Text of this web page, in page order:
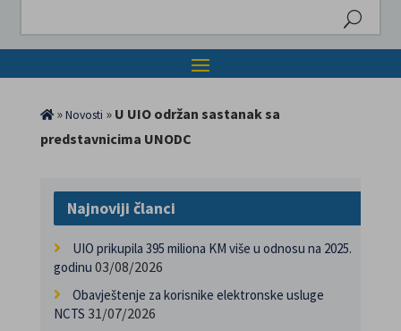
»Novosti » U UIO održan sastanak sa
predstavnicima UNODC
Najnoviji članci
UIO prikupila 395 miliona KM više u odnosu na 2025.
godinu 03/08/2026
Obavještenje za korisnike elektronske usluge
NCTS 31/07/2026